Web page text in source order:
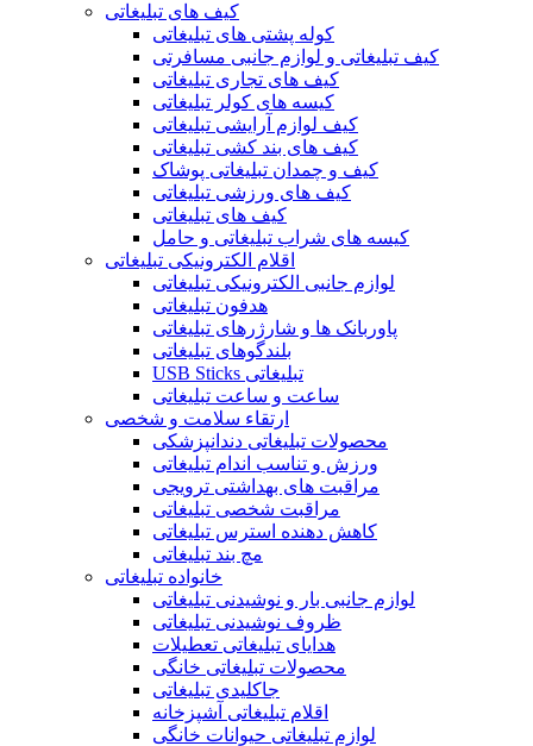
کیف های تبلیغاتی
کوله پشتی های تبلیغاتی
کیف تبلیغاتی و لوازم جانبی مسافرتی
کیف های تجاری تبلیغاتی
کیسه های کولر تبلیغاتی
کیف لوازم آرایشی تبلیغاتی
کیف های بند کشی تبلیغاتی
کیف و چمدان تبلیغاتی پوشاک
کیف های ورزشی تبلیغاتی
کیف های تبلیغاتی
کیسه های شراب تبلیغاتی و حامل
اقلام الکترونیکی تبلیغاتی
لوازم جانبی الکترونیکی تبلیغاتی
هدفون تبلیغاتی
پاوربانک ها و شارژرهای تبلیغاتی
بلندگوهای تبلیغاتی
USB Sticks تبلیغاتی
ساعت و ساعت تبلیغاتی
ارتقاء سلامت و شخصی
محصولات تبلیغاتی دندانپزشکی
ورزش و تناسب اندام تبلیغاتی
مراقبت های بهداشتی ترویجی
مراقبت شخصی تبلیغاتی
کاهش دهنده استرس تبلیغاتی
مچ بند تبلیغاتی
خانواده تبلیغاتی
لوازم جانبی بار و نوشیدنی تبلیغاتی
ظروف نوشیدنی تبلیغاتی
هدایای تبلیغاتی تعطیلات
محصولات تبلیغاتی خانگی
جاکلیدی تبلیغاتی
اقلام تبلیغاتی آشپزخانه
لوازم تبلیغاتی حیوانات خانگی